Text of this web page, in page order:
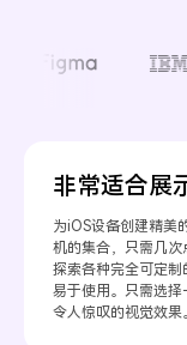
非常适合展
为iOS设备创建精美
机的集合，只需几
探索各种完全可定
易于使用。只需选
令人惊叹的视觉效果。